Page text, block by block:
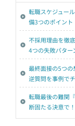
転職スケジュー
備3つのポイント
不採用理由を徹
4つの失敗パター
最終面接の5つの
逆質問を事例で
転職最後の難関
断固たる決意で！